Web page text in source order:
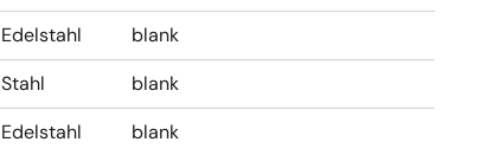
Edelstahl
blank
Stahl
blank
Edelstahl
blank